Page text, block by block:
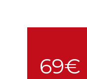
69€